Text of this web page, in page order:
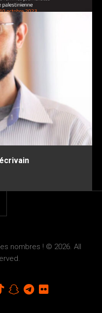
écrivain
nombres ! © 2026. All